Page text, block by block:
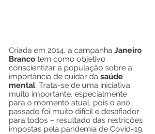
Criada em 2014, a campanha Janeiro
Branco tem como objetivo
conscientizar a população sobre a
importância de cuidar da saúde
mental. Trata-se de uma iniciativa
muito importante, especialmente
para o momento atual, pois o ano
passado foi muito difícil e desafiador
para todos – resultado das restrições
impostas pela pandemia de Covid-19.